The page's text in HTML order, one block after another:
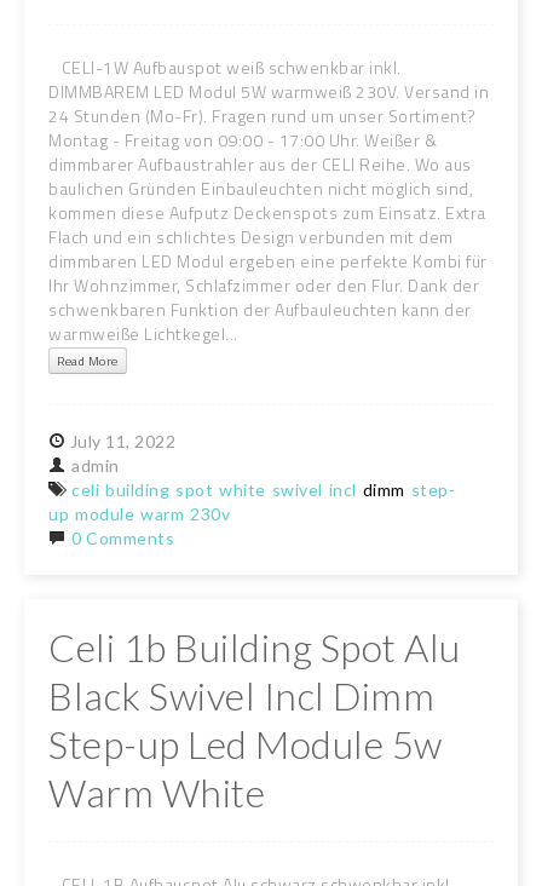
CELI-1W Aufbauspot weiß schwenkbar inkl.
DIMMBAREM LED Modul 5W warmweiß 230V. Versand in
24 Stunden (Mo-Fr). Fragen rund um unser Sortiment?
Montag - Freitag von 09:00 - 17:00 Uhr. Weißer &
dimmbarer Aufbaustrahler aus der CELI Reihe. Wo aus
baulichen Gründen Einbauleuchten nicht möglich sind,
kommen diese Aufputz Deckenspots zum Einsatz. Extra
Flach und ein schlichtes Design verbunden mit dem
dimmbaren LED Modul ergeben eine perfekte Kombi für
Ihr Wohnzimmer, Schlafzimmer oder den Flur. Dank der
schwenkbaren Funktion der Aufbauleuchten kann der
warmweiße Lichtkegel...
Read More
July 11, 2022
admin
celi building spot white swivel incl dimm step-
up module warm 230v
0 Comments
Celi 1b Building Spot Alu
Black Swivel Incl Dimm
Step-up Led Module 5w
Warm White